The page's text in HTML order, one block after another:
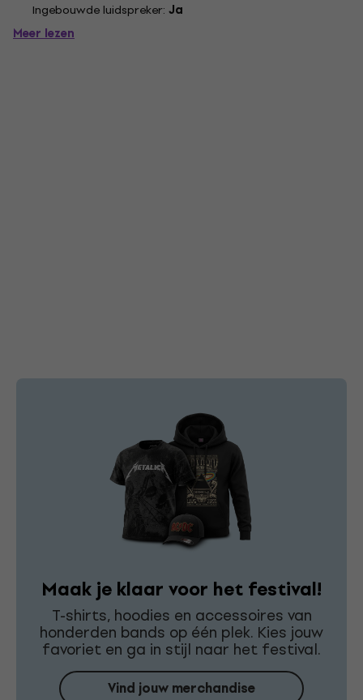
Ingebouwde luidspreker: Ja
Meer lezen
Maak je klaar voor het festival!
T-shirts, hoodies en accessoires van
honderden bands op één plek. Kies jouw
favoriet en ga in stijl naar het festival.
Vind jouw merchandise